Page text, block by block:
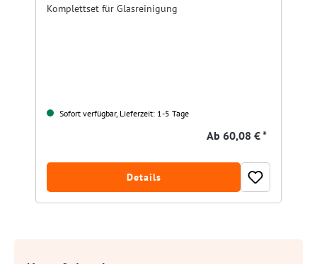
Komplettset für Glasreinigung
Sofort verfügbar, Lieferzeit: 1-5 Tage
Ab 60,08 € *
Details